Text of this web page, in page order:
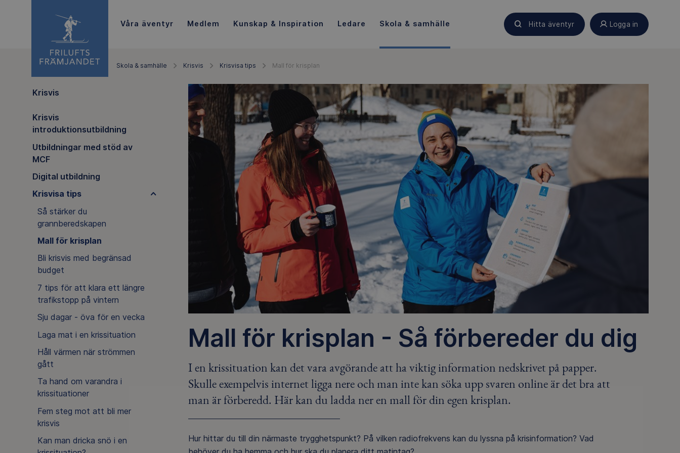
Våra äventyr Medlem Kunskap & Inspiration Ledare Skola & samhälle Hitta äventyr Logga in
Skola & samhälle Krisvis Krisvisa tips Mall för krisplan
Krisvis
Krisvis
introduktionsutbildning
Utbildningar med stöd av
MCF
Digital utbildning
Krisvisa tips
Så stärker du
grannberedskapen
Mall för krisplan
Bli krisvis med begränsad
budget
7 tips för att klara ett längre
trafikstopp på vintern
Sju dagar - öva för en vecka
Laga mat i en krissituation
Håll värmen när strömmen
gått
Ta hand om varandra i
krissituationer
Fem steg mot att bli mer
krisvis
Kan man dricka snö i en
Mall för krisplan - Så förbereder du dig
I en krissituation kan det vara avgörande att ha viktig information nedskrivet på papper.
Skulle exempelvis internet ligga nere och man inte kan söka upp svaren online är det bra att
man är förberedd. Här kan du ladda ner en mall för din egen krisplan.
Hur hittar du till din närmaste trygghetspunkt? På vilken radiofrekvens kan du lyssna på krisinformation? Vad